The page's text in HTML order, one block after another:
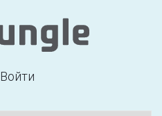
Войти